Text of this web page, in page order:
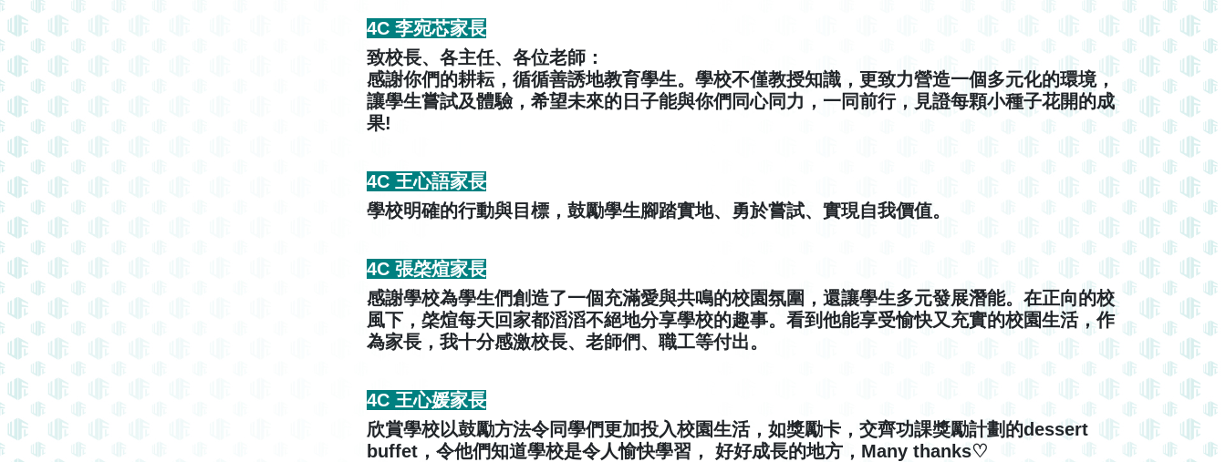
4C 李宛芯家長
致校長、各主任、各位老師：
感謝你們的耕耘，循循善誘地教育學生。學校不僅教授知識，更致力營造一個多元化的環境，
讓學生嘗試及體驗，希望未來的日子能與你們同心同力，一同前行，見證每顆小種子花開的成
果!
4C 王心語家長
學校明確的行動與目標，鼓勵學生腳踏實地、勇於嘗試、實現自我價值。
4C 張棨煊家長
感謝學校為學生們創造了一個充滿愛與共鳴的校園氛圍，還讓學生多元發展潛能。在正向的校
風下，棨煊每天回家都滔滔不絕地分享學校的趣事。看到他能享受愉快又充實的校園生活，作
為家長，我十分感激校長、老師們、職工等付出。
4C 王心媛家長
欣賞學校以鼓勵方法令同學們更加投入校園生活，如獎勵卡，交齊功課獎勵計劃的dessert
buffet，令他們知道學校是令人愉快學習， 好好成長的地方，Many thanks♡